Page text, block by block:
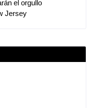
el orgullo
Jersey